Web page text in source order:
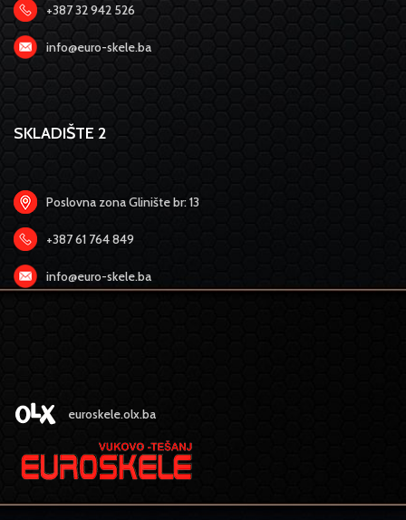
+387 32 942 526
info@euro-skele.ba
SKLADIŠTE 2
Poslovna zona Glinište br: 13
+387 61 764 849
info@euro-skele.ba
euroskele.olx.ba